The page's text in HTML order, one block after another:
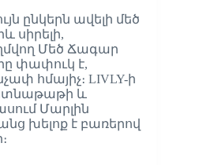
ընկերն ավելի մեծ
սիրելի,
Մեծ Ճագար
փափուկ է,
հմայիչ։ LIVLY-ի
և
Մարլին
խելոք է բառերով